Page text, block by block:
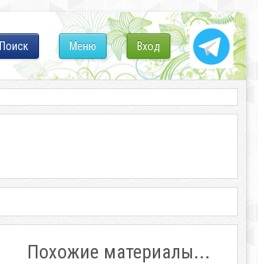
Вход
Меню
Поиск
Похожие материалы...